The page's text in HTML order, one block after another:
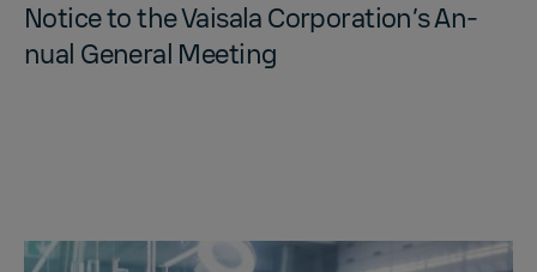
No­tice to the Vaisala Cor­po­ra­tion’s An­
nual Gen­eral Meet­ing